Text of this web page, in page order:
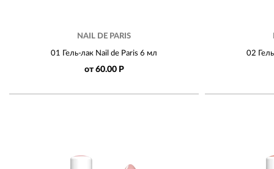
NAIL DE PARIS
01 Гель-лак Nail de Paris 6 мл
от 60.00 Р
02